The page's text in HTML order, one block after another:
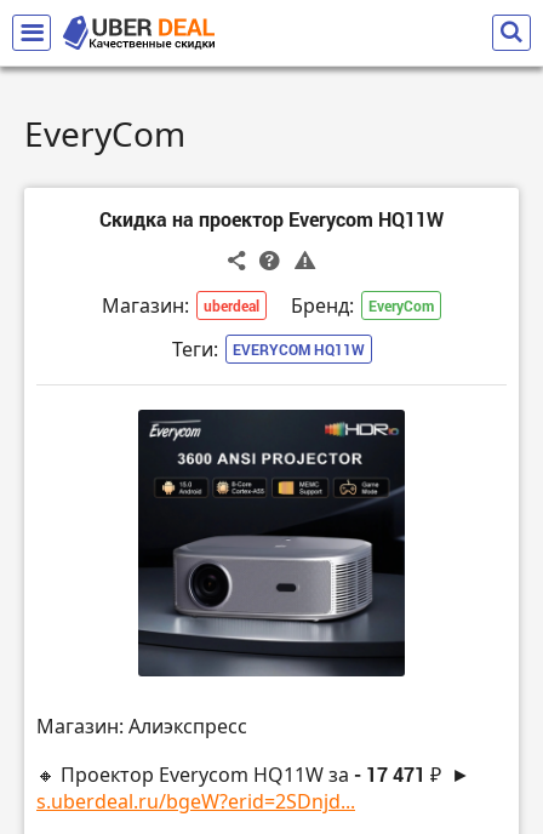
EveryCom
Скидка на проектор Everycom HQ11W
Магазин: uberdeal Бренд: EveryCom
Теги: EVERYCOM HQ11W
Магазин: Алиэкспресс
🔸 Проектор Everycom HQ11W за - 17 471 ₽ ►
s.uberdeal.ru/bgeW?erid=2SDnjd...